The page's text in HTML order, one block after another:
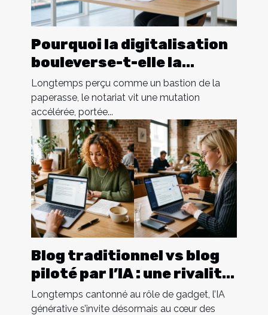
Pourquoi la digitalisation
bouleverse-t-elle la
pratique notariale
aujourd’hui ?
Longtemps perçu comme un bastion de la
paperasse, le notariat vit une mutation
accélérée, portée...
Blog traditionnel vs blog
piloté par l’IA : une rivalité
sous-estimée
Longtemps cantonné au rôle de gadget, l’IA
générative s’invite désormais au cœur des